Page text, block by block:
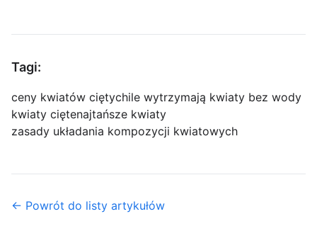
Tagi:
ceny kwiatów ciętychile wytrzymają kwiaty bez wody
kwiaty ciętenajtańsze kwiaty
zasady układania kompozycji kwiatowych
← Powrót do listy artykułów